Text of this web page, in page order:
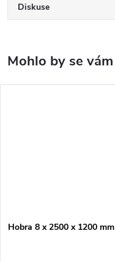
Diskuse
Hobra 8 x 2500 x 1200 mm